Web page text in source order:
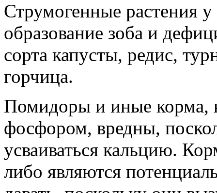
Струмогенные растения
образование зоба и
сорта капусты, редис,
горчица.
Помидоры и иные корма,
фосфором, вредны,
усваиваться кальцию.
либо являются